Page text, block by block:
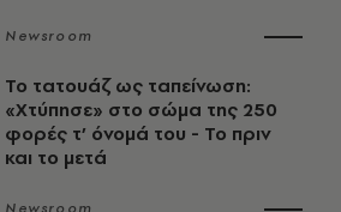
Newsroom
Το τατουάζ ως ταπείνωση:
«Χτύπησε» στο σώμα της 250
φορές τ’ όνομά του - Το πριν
και το μετά